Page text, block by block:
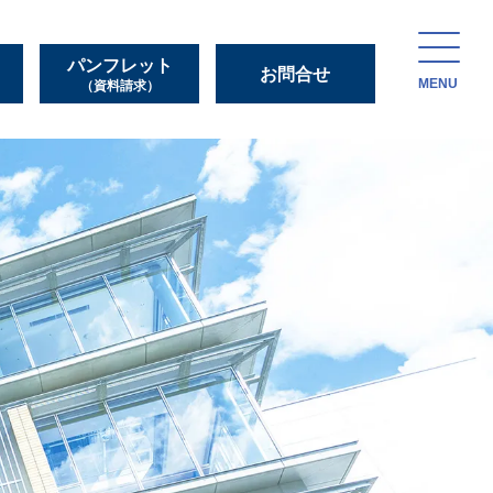
パンフレット
（資料請求）
お問合せ
MENU